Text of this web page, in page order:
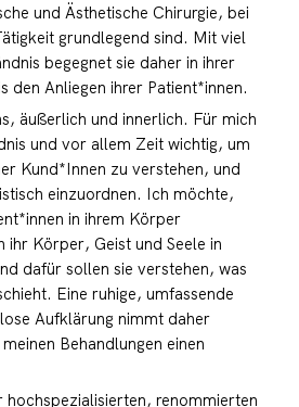
und Ästhetische Chirurgie, bei
grundlegend sind. Mit viel
begegnet sie daher in ihrer
den Anliegen ihrer Patient*innen.
äußerlich und innerlich. Für mich
und vor allem Zeit wichtig, um
Kund*Innen zu verstehen, und
einzuordnen. Ich möchte,
in ihrem Körper
ihr Körper, Geist und Seele in
dafür sollen sie verstehen, was
Eine ruhige, umfassende
Aufklärung nimmt daher
Behandlungen einen
hochspezialisierten, renommierten